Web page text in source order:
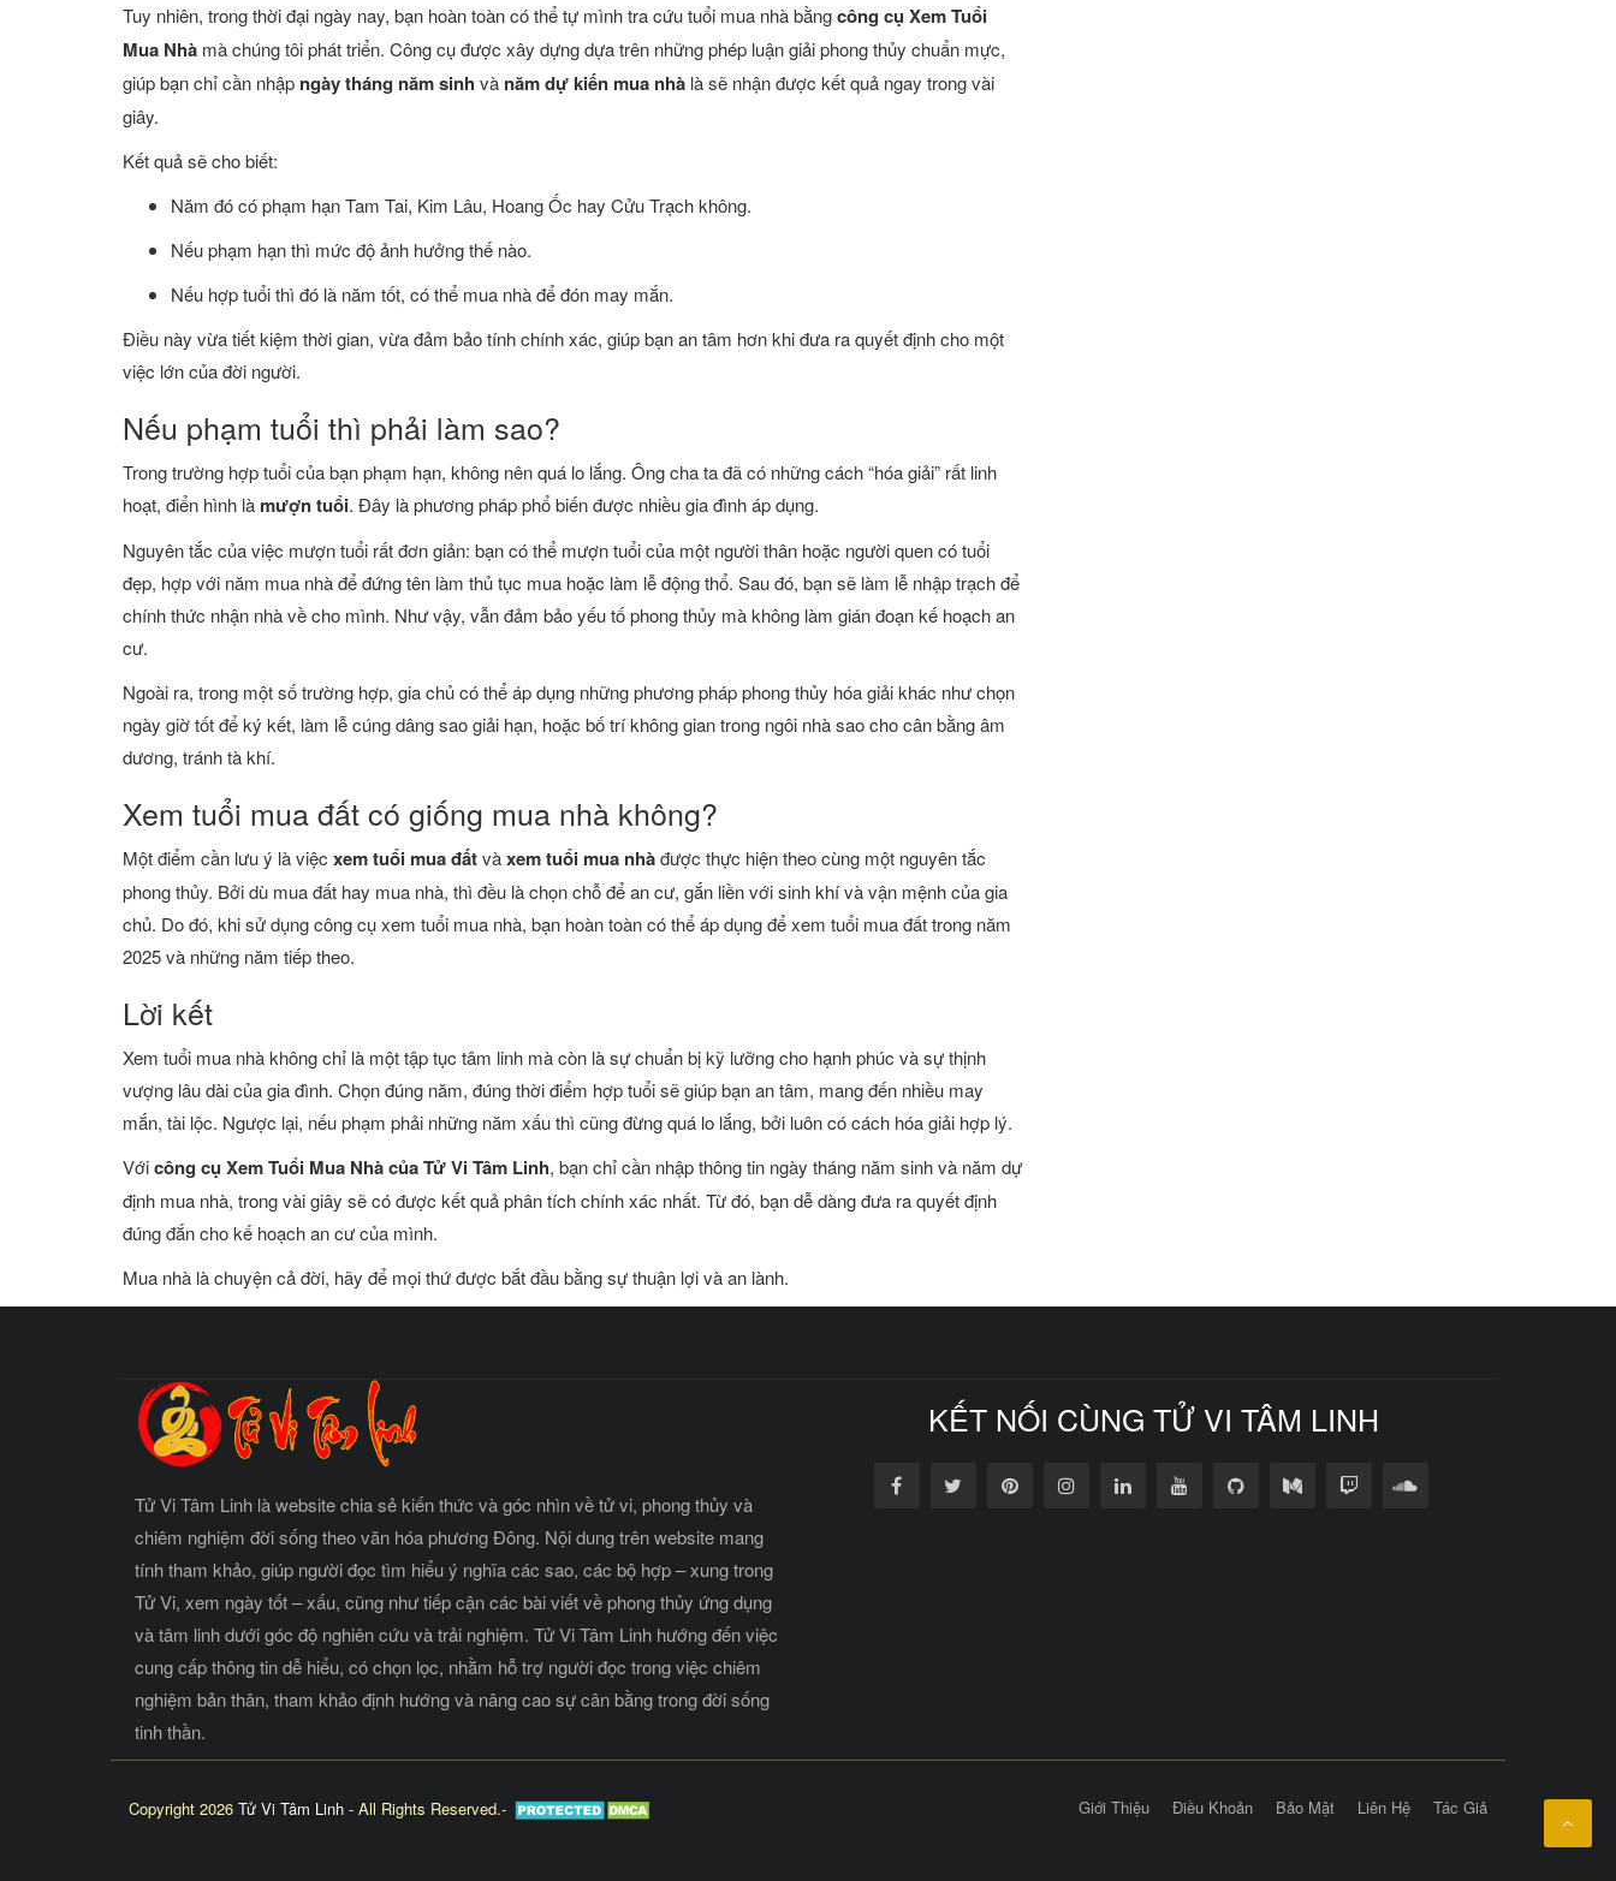
Tuy nhiên, trong thời đại ngày nay, bạn hoàn toàn có thể tự mình tra cứu tuổi mua nhà bằngcông cụ Xem Tuổi
Mua Nhà mà chúng tôi phát triển. Công cụ được xây dựng dựa trên những phép luận giải phong thủy chuẩn mực,
giúp bạn chỉ cần nhập ngày tháng năm sinh và năm dự kiến mua nhà là sẽ nhận được kết quả ngay trong vài
giây.
Kết quả sẽ cho biết:
Năm đó có phạm hạn Tam Tai, Kim Lâu, Hoang Ốc hay Cửu Trạch không.
Nếu phạm hạn thì mức độ ảnh hưởng thế nào.
Nếu hợp tuổi thì đó là năm tốt, có thể mua nhà để đón may mắn.
Điều này vừa tiết kiệm thời gian, vừa đảm bảo tính chính xác, giúp bạn an tâm hơn khi đưa ra quyết định cho một
việc lớn của đời người.
Nếu phạm tuổi thì phải làm sao?
Trong trường hợp tuổi của bạn phạm hạn, không nên quá lo lắng. Ông cha ta đã có những cách “hóa giải” rất linh
hoạt, điển hình là mượn tuổi. Đây là phương pháp phổ biến được nhiều gia đình áp dụng.
Nguyên tắc của việc mượn tuổi rất đơn giản: bạn có thể mượn tuổi của một người thân hoặc người quen có tuổi
đẹp, hợp với năm mua nhà để đứng tên làm thủ tục mua hoặc làm lễ động thổ. Sau đó, bạn sẽ làm lễ nhập trạch để
chính thức nhận nhà về cho mình. Như vậy, vẫn đảm bảo yếu tố phong thủy mà không làm gián đoạn kế hoạch an
cư.
Ngoài ra, trong một số trường hợp, gia chủ có thể áp dụng những phương pháp phong thủy hóa giải khác như chọn
ngày giờ tốt để ký kết, làm lễ cúng dâng sao giải hạn, hoặc bố trí không gian trong ngôi nhà sao cho cân bằng âm
dương, tránh tà khí.
Xem tuổi mua đất có giống mua nhà không?
Một điểm cần lưu ý là việc xem tuổi mua đấtvàxem tuổi mua nhàđược thực hiện theo cùng một nguyên tắc
phong thủy. Bởi dù mua đất hay mua nhà, thì đều là chọn chỗ để an cư, gắn liền với sinh khí và vận mệnh của gia
chủ. Do đó, khi sử dụng công cụ xem tuổi mua nhà, bạn hoàn toàn có thể áp dụng để xem tuổi mua đất trong năm
2025 và những năm tiếp theo.
Lời kết
Xem tuổi mua nhà không chỉ là một tập tục tâm linh mà còn là sự chuẩn bị kỹ lưỡng cho hạnh phúc và sự thịnh
vượng lâu dài của gia đình. Chọn đúng năm, đúng thời điểm hợp tuổi sẽ giúp bạn an tâm, mang đến nhiều may
mắn, tài lộc. Ngược lại, nếu phạm phải những năm xấu thì cũng đừng quá lo lắng, bởi luôn có cách hóa giải hợp lý.
Vớicông cụ Xem Tuổi Mua Nhà của Tử Vi Tâm Linh, bạn chỉ cần nhập thông tin ngày tháng năm sinh và năm dự
định mua nhà, trong vài giây sẽ có được kết quả phân tích chính xác nhất. Từ đó, bạn dễ dàng đưa ra quyết định
đúng đắn cho kế hoạch an cư của mình.
Mua nhà là chuyện cả đời, hãy để mọi thứ được bắt đầu bằng sự thuận lợi và an lành.
Tử Vi Tâm Linh là website chia sẻ kiến thức và góc nhìn về tử vi, phong thủy và
chiêm nghiệm đời sống theo văn hóa phương Đông. Nội dung trên website mang
tính tham khảo, giúp người đọc tìm hiểu ý nghĩa các sao, các bộ hợp – xung trong
Tử Vi, xem ngày tốt – xấu, cũng như tiếp cận các bài viết về phong thủy ứng dụng
và tâm linh dưới góc độ nghiên cứu và trải nghiệm. Tử Vi Tâm Linh hướng đến việc
cung cấp thông tin dễ hiểu, có chọn lọc, nhằm hỗ trợ người đọc trong việc chiêm
nghiệm bản thân, tham khảo định hướng và nâng cao sự cân bằng trong đời sống
tinh thần.
KẾT NỐI CÙNG TỬ VI TÂM LINH
Copyright 2026 Tử Vi Tâm Linh - All Rights Reserved.- Giới Thiệu Điều Khoản Bảo Mật Liên Hệ Tác Giả